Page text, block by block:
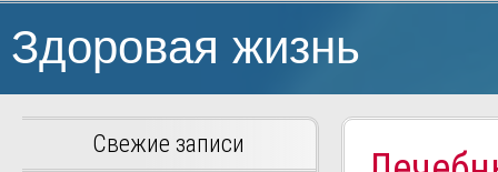
Здоровая жизнь
Свежие записи